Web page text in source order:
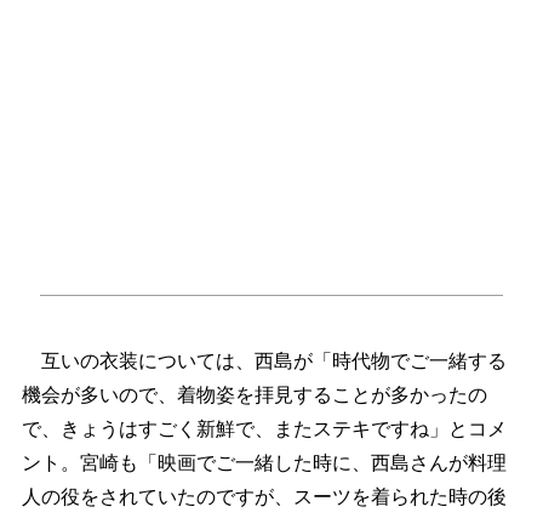
互いの衣装については、西島が「時代物でご一緒する
機会が多いので、着物姿を拝見することが多かったの
で、きょうはすごく新鮮で、またステキですね」とコメ
ント。宮崎も「映画でご一緒した時に、西島さんが料理
人の役をされていたのですが、スーツを着られた時の後